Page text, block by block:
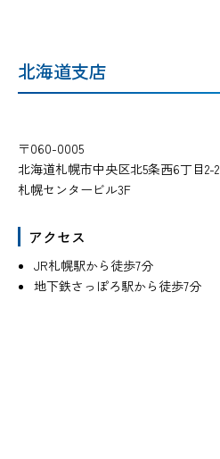
北海道支店
〒060-0005
北海道札幌市中央区北5条西6丁目2-2
札幌センタービル3F
アクセス
JR札幌駅から徒歩7分
地下鉄さっぽろ駅から徒歩7分